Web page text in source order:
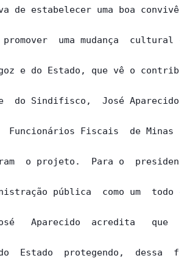
de estabelecer uma boa
uma mudança  cultural
e do Estado, que vê o
do Sindifisco,  José Aparecido
Funcionários Fiscais  de
o projeto.  Para o
pública  como um  todo
Aparecido  acredita   que  o
Estado  protegendo,  dessa